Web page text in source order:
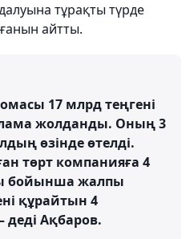
тұрақты түрде
айтты.
17 млрд теңгені
жолданды. Оның 3
өзінде өтелді.
төрт компанияға 4
бойынша жалпы
құрайтын 4
деді Ақбаров.